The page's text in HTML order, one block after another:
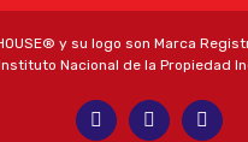
y su logo son Marca
Nacional de la Propiedad
FacebookYouTube